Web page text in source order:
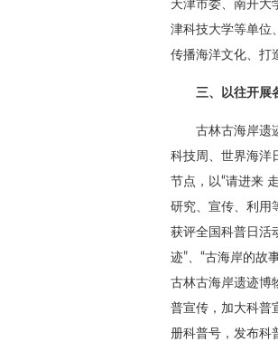
天津市委、南开大
津科技大学等单位
传播海洋文化、打
三、以往开展
古林古海岸遗
科技周、世界海洋
节点，以“请进来
研究、宣传、利用
获评全国科普日活
迹”、“古海岸的故
古林古海岸遗迹博
普宣传，加大科普
册科普号，发布科